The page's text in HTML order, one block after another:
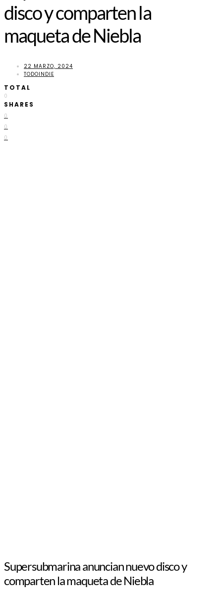
disco y comparten la
maqueta de Niebla
22 MARZO, 2024
TODOINDIE
TOTAL
0
SHARES
0
0
0
Supersubmarina anuncian nuevo disco y
comparten la maqueta de Niebla